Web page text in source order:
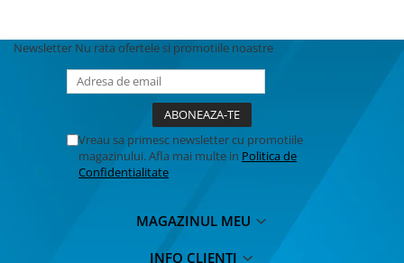
Newsletter Nu rata ofertele si promotiile noastre
Vreau sa primesc newsletter cu promotiile
magazinului. Afla mai multe in Politica de
Confidentialitate
MAGAZINUL MEU
INFO CLIENTI